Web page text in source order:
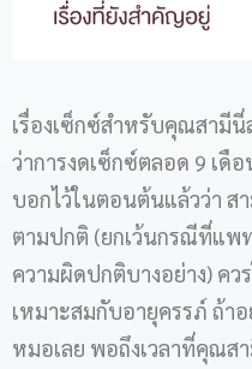
เรื่องเซ็กซ์สำหรับคุณสามี
ว่าการงดเซ็กซ์ตลอด 9 เดื
บอกไว้ในตอนต้นแล้วว่า ส
ตามปกติ (ยกเว้นกรณีที่แพ
ความผิดปกติบางอย่าง) ค
เหมาะสมกับอายุครรภ์ ถ้า
หมอเลย พอถึงเวลาที่คุณส